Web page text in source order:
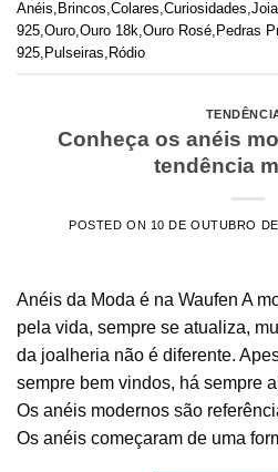
Anéis Brincos Colares Curiosidades
925 Ouro Ouro 18k Ouro Rosé Pedras
925 Pulseiras Ródio
Conheça os anéis
tendência
POSTED ON 10 DE OUTUBRO
Anéis da Moda é na Waufen A
pela vida, sempre se atualiza,
da joalheria não é diferente.
sempre bem vindos, há sempre
Os anéis modernos são
Os anéis começaram de uma